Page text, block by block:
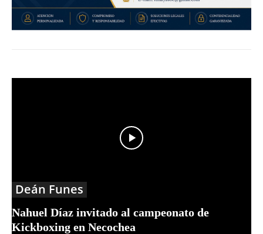
Deán Funes
Nahuel Díaz invitado al campeonato de
Kickboxing en Necochea